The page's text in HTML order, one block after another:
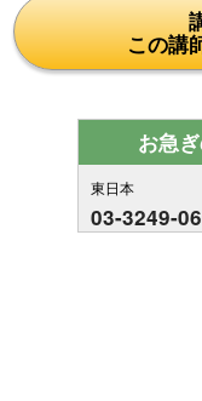
この講
お急
東日本
03-3249-